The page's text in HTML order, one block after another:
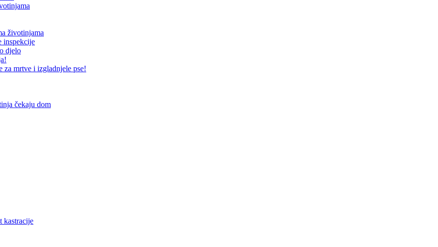
životinjama
inspekcije
djelo
za mrtve i izgladnjele pse!
čekaju dom
kastracije